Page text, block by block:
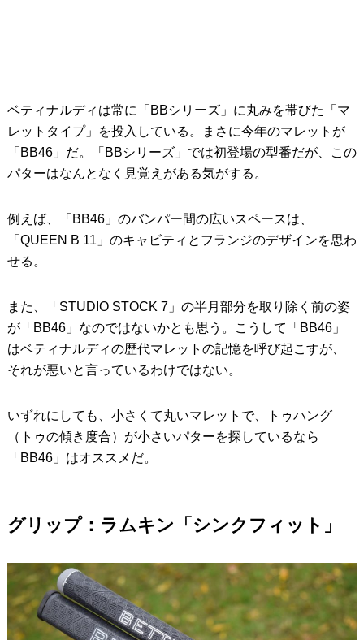
ベティナルディは常に「BBシリーズ」に丸みを帯びた「マ
レットタイプ」を投入している。まさに今年のマレットが
「BB46」だ。「BBシリーズ」では初登場の型番だが、この
パターはなんとなく見覚えがある気がする。
例えば、「BB46」のバンパー間の広いスペースは、
「QUEEN B 11」のキャビティとフランジのデザインを思わ
せる。
また、「STUDIO STOCK 7」の半月部分を取り除く前の姿
が「BB46」なのではないかとも思う。こうして「BB46」
はベティナルディの歴代マレットの記憶を呼び起こすが、
それが悪いと言っているわけではない。
いずれにしても、小さくて丸いマレットで、トゥハング
（トゥの傾き度合）が小さいパターを探しているなら
「BB46」はオススメだ。
グリップ：ラムキン「シンクフィット」